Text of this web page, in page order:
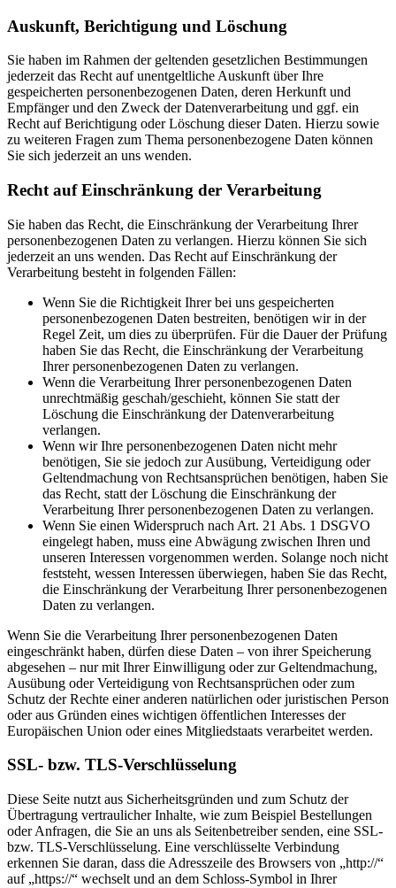
Auskunft, Berichtigung und Löschung
Sie haben im Rahmen der geltenden gesetzlichen Bestimmungen
jederzeit das Recht auf unentgeltliche Auskunft über Ihre
gespeicherten personenbezogenen Daten, deren Herkunft und
Empfänger und den Zweck der Datenverarbeitung und ggf. ein
Recht auf Berichtigung oder Löschung dieser Daten. Hierzu sowie
zu weiteren Fragen zum Thema personenbezogene Daten können
Sie sich jederzeit an uns wenden.
Recht auf Einschränkung der Verarbeitung
Sie haben das Recht, die Einschränkung der Verarbeitung Ihrer
personenbezogenen Daten zu verlangen. Hierzu können Sie sich
jederzeit an uns wenden. Das Recht auf Einschränkung der
Verarbeitung besteht in folgenden Fällen:
Wenn Sie die Richtigkeit Ihrer bei uns gespeicherten
personenbezogenen Daten bestreiten, benötigen wir in der
Regel Zeit, um dies zu überprüfen. Für die Dauer der Prüfung
haben Sie das Recht, die Einschränkung der Verarbeitung
Ihrer personenbezogenen Daten zu verlangen.
Wenn die Verarbeitung Ihrer personenbezogenen Daten
unrechtmäßig geschah/geschieht, können Sie statt der
Löschung die Einschränkung der Datenverarbeitung
verlangen.
Wenn wir Ihre personenbezogenen Daten nicht mehr
benötigen, Sie sie jedoch zur Ausübung, Verteidigung oder
Geltendmachung von Rechtsansprüchen benötigen, haben Sie
das Recht, statt der Löschung die Einschränkung der
Verarbeitung Ihrer personenbezogenen Daten zu verlangen.
Wenn Sie einen Widerspruch nach Art. 21 Abs. 1 DSGVO
eingelegt haben, muss eine Abwägung zwischen Ihren und
unseren Interessen vorgenommen werden. Solange noch nicht
feststeht, wessen Interessen überwiegen, haben Sie das Recht,
die Einschränkung der Verarbeitung Ihrer personenbezogenen
Daten zu verlangen.
Wenn Sie die Verarbeitung Ihrer personenbezogenen Daten
eingeschränkt haben, dürfen diese Daten – von ihrer Speicherung
abgesehen – nur mit Ihrer Einwilligung oder zur Geltendmachung,
Ausübung oder Verteidigung von Rechtsansprüchen oder zum
Schutz der Rechte einer anderen natürlichen oder juristischen Person
oder aus Gründen eines wichtigen öffentlichen Interesses der
Europäischen Union oder eines Mitgliedstaats verarbeitet werden.
SSL- bzw. TLS-Verschlüsselung
Diese Seite nutzt aus Sicherheitsgründen und zum Schutz der
Übertragung vertraulicher Inhalte, wie zum Beispiel Bestellungen
oder Anfragen, die Sie an uns als Seitenbetreiber senden, eine SSL-
bzw. TLS-Verschlüsselung. Eine verschlüsselte Verbindung
erkennen Sie daran, dass die Adresszeile des Browsers von „http://“
auf „https://“ wechselt und an dem Schloss-Symbol in Ihrer